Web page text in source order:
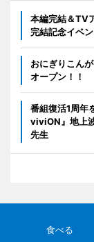
本編完結＆TV
完結記念イベ
おにぎりこん
オープン！！
番組復活1周年
viviON』地上
先生
食べる